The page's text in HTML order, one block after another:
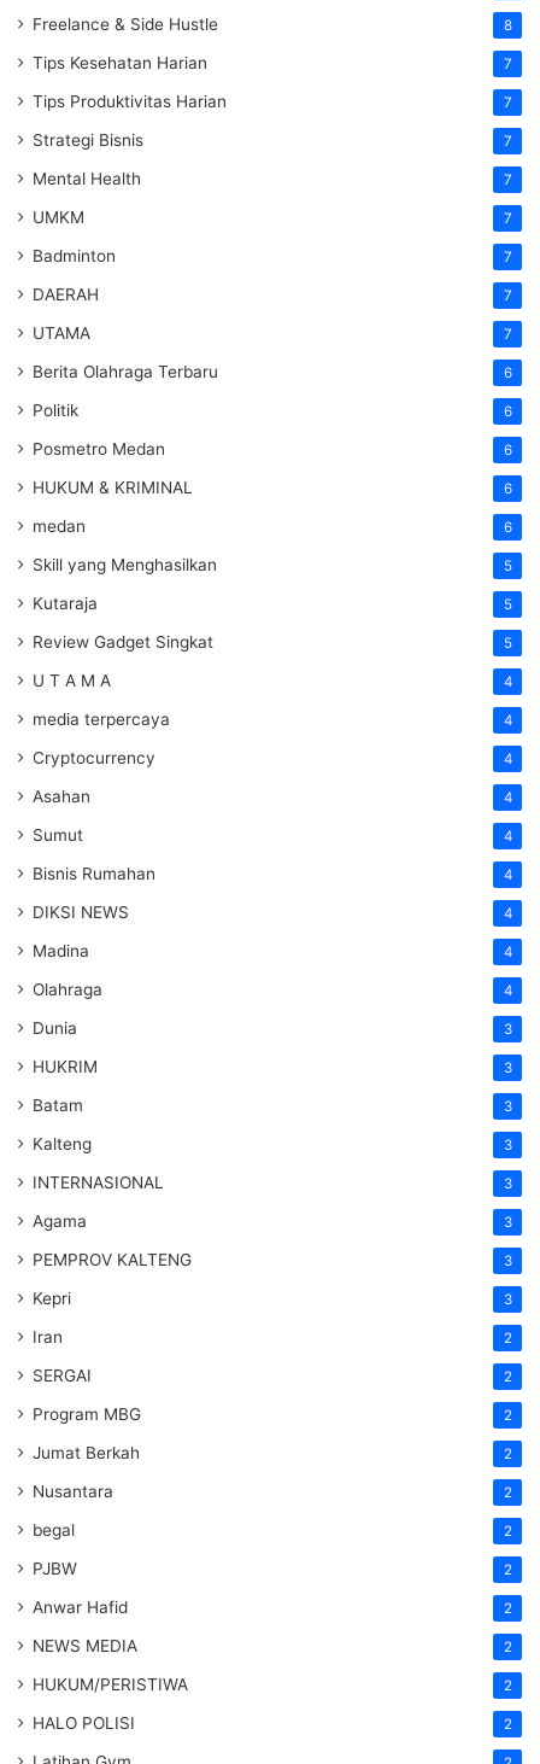
Freelance & Side Hustle 8
Tips Kesehatan Harian 7
Tips Produktivitas Harian 7
Strategi Bisnis 7
Mental Health 7
UMKM 7
Badminton 7
DAERAH 7
UTAMA 7
Berita Olahraga Terbaru 6
Politik 6
Posmetro Medan 6
HUKUM & KRIMINAL 6
medan 6
Skill yang Menghasilkan 5
Kutaraja 5
Review Gadget Singkat 5
U T A M A 4
media terpercaya 4
Cryptocurrency 4
Asahan 4
Sumut 4
Bisnis Rumahan 4
DIKSI NEWS 4
Madina 4
Olahraga 4
Dunia 3
HUKRIM 3
Batam 3
Kalteng 3
INTERNASIONAL 3
Agama 3
PEMPROV KALTENG 3
Kepri 3
Iran 2
SERGAI 2
Program MBG 2
Jumat Berkah 2
Nusantara 2
begal 2
PJBW 2
Anwar Hafid 2
NEWS MEDIA 2
HUKUM/PERISTIWA 2
HALO POLISI 2